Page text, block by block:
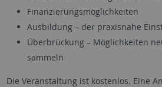
Finanzierungsmöglichkeiten
Ausbildung – der praxisnahe
Überbrückung – Möglichkeiten
sammeln
Die Veranstaltung ist kostenlos. Eine